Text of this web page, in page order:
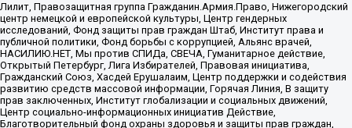
Лилит, Правозащитная группа Гражданин.Армия.Право, Нижегородский
центр немецкой и европейской культуры, Центр гендерных
исследований, Фонд защиты прав граждан Штаб, Институт права и
публичной политики, Фонд борьбы с коррупцией, Альянс врачей,
НАСИЛИЮ.НЕТ, Мы против СПИДа, СВЕЧА, Гуманитарное действие,
Открытый Петербург, Лига Избирателей, Правовая инициатива,
Гражданский Союз, Хасдей Ерушалаим, Центр поддержки и содействия
развитию средств массовой информации, Горячая Линия, В защиту
прав заключенных, Институт глобализации и социальных движений,
Центр социально-информационных инициатив Действие,
Благотворительный фонд охраны здоровья и защиты прав граждан,